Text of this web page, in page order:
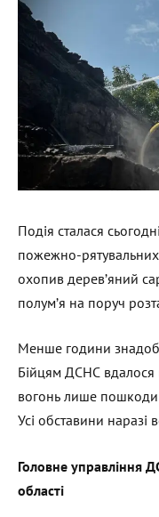
Подія сталася
пожежно-рятувальних
охопив деревʼяний
полумʼя на поруч
Менше години
Бійцям ДСНС вдалося
вогонь лише
Усі обставини наразі
Головне управління
області